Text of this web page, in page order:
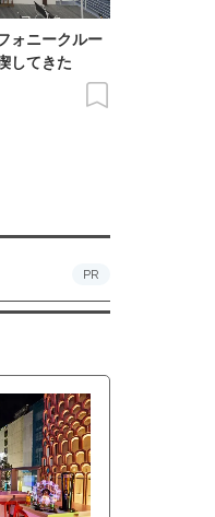
ォニークルー
してきた
PR